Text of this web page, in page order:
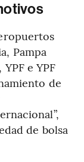
Pampa
e YPF
de
de bolsa